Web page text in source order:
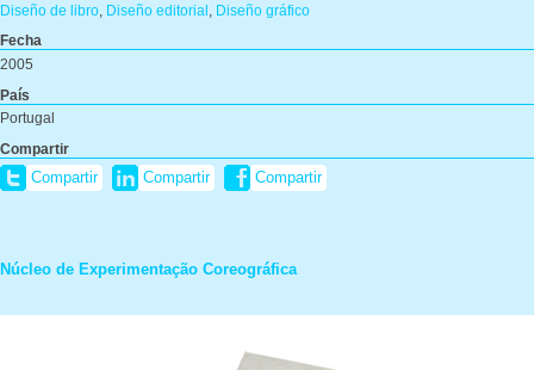
Diseño de libro Diseño editorial
Diseño gráfico
Fecha
2005
País
Portugal
Compartir
Compartir Compartir Compartir
Núcleo de Experimentação Coreográfica